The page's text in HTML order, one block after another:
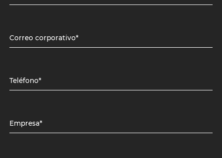
Correo corporativo*
Teléfono*
Empresa*